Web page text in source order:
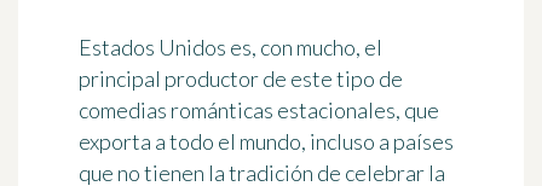
Estados Unidos es, con mucho, el
principal productor de este tipo de
comedias románticas estacionales, que
exporta a todo el mundo, incluso a países
que no tienen la tradición de celebrar la